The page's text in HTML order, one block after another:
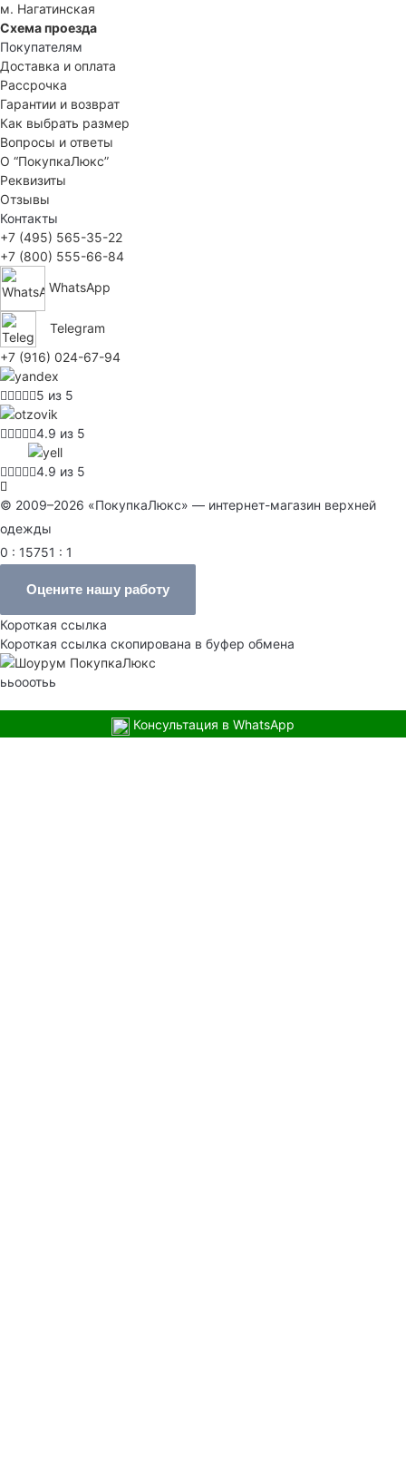
м. Нагатинская
Схема проезда
Покупателям
Доставка и оплата
Рассрочка
Гарантии и возврат
Как выбрать размер
Вопросы и ответы
О “ПокупкаЛюкс”
Реквизиты
Отзывы
Контакты
+7 (495) 565-35-22
+7 (800) 555-66-84
WhatsApp
Telegram
+7 (916) 024-67-94
5 из 5
4.9 из 5
4.9 из 5
© 2009–2026 «ПокупкаЛюкс» — интернет-магазин верхней
одежды
0 : 15751 : 1
Оцените нашу работу
Короткая ссылка
Короткая ссылка скопирована в буфер обмена
ььооотьь
Консультация в WhatsApp